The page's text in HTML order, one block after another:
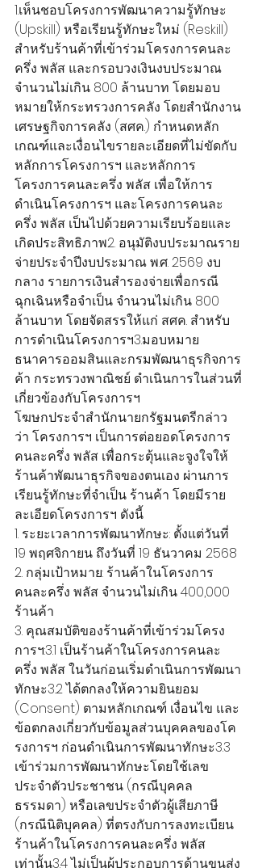
1.เห็นชอบโครงการพัฒนาความรู้ทักษะ
(Upskill) หรือเรียนรู้ทักษะใหม่ (Reskill)
สำหรับร้านค้าที่เข้าร่วมโครงการคนละ
ครึ่ง พลัส และกรอบวงเงินงบประมาณ
จำนวนไม่เกิน 800 ล้านบาท โดยมอบ
หมายให้กระทรวงการคลัง โดยสำนักงาน
เศรษฐกิจการคลัง (สศค.) กำหนดหลัก
เกณฑ์และเงื่อนไขรายละเอียดที่ไม่ขัดกับ
หลักการโครงการฯ และหลักการ
โครงการคนละครึ่ง พลัส เพื่อให้การ
ดำเนินโครงการฯ และโครงการคนละ
ครึ่ง พลัส เป็นไปด้วยความเรียบร้อยและ
เกิดประสิทธิภาพ2. อนุมัติงบประมาณราย
จ่ายประจำปีงบประมาณ พ.ศ. 2569 งบ
กลาง รายการเงินสำรองจ่ายเพื่อกรณี
ฉุกเฉินหรือจำเป็น จำนวนไม่เกิน 800
ล้านบาท โดยจัดสรรให้แก่ สศค. สำหรับ
การดำเนินโครงการฯ3.มอบหมาย
ธนาคารออมสินและกรมพัฒนาธุรกิจการ
ค้า กระทรวงพาณิชย์ ดำเนินการในส่วนที่
เกี่ยวข้องกับโครงการฯ
โฆษกประจำสำนักนายกรัฐมนตรีกล่าว
ว่า โครงการฯ เป็นการต่อยอดโครงการ
คนละครึ่ง พลัส เพื่อกระตุ้นและจูงใจให้
ร้านค้าพัฒนาธุรกิจของตนเอง ผ่านการ
เรียนรู้ทักษะที่จำเป็น ร้านค้า โดยมีราย
ละเอียดโครงการฯ ดังนี้
1. ระยะเวลาการพัฒนาทักษะ: ตั้งแต่วันที่
19 พฤศจิกายน ถึงวันที่ 19 ธันวาคม 2568
2. กลุ่มเป้าหมาย: ร้านค้าในโครงการ
คนละครึ่ง พลัส จำนวนไม่เกิน 400,000
ร้านค้า
3. คุณสมบัติของร้านค้าที่เข้าร่วมโครง
การฯ:3.1 เป็นร้านค้าในโครงการคนละ
ครึ่ง พลัส ในวันก่อนเริ่มดำเนินการพัฒนา
ทักษะ3.2 ได้ตกลงให้ความยินยอม
(Consent) ตามหลักเกณฑ์ เงื่อนไข และ
ข้อตกลงเกี่ยวกับข้อมูลส่วนบุคคลของโค
รงการฯ ก่อนดำเนินการพัฒนาทักษะ3.3
เข้าร่วมการพัฒนาทักษะโดยใช้เลข
ประจำตัวประชาชน (กรณีบุคคล
ธรรมดา) หรือเลขประจำตัวผู้เสียภาษี
(กรณีนิติบุคคล) ที่ตรงกับการลงทะเบียน
ร้านค้าในโครงการคนละครึ่ง พลัส
เท่านั้น3.4 ไม่เป็นผู้ประกอบการด้านขนส่ง